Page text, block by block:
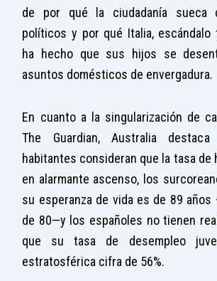
de por qué la ciudadanía sueca
políticos y por qué Italia, escándalo
ha hecho que sus hijos se
asuntos domésticos de envergadura.
En cuanto a la singularización de
The Guardian, Australia
habitantes consideran que la tasa de
en alarmante ascenso, los
su esperanza de vida es de 89 años
de 80—y los españoles no tienen
que su tasa de desempleo
estratosférica cifra de 56%.